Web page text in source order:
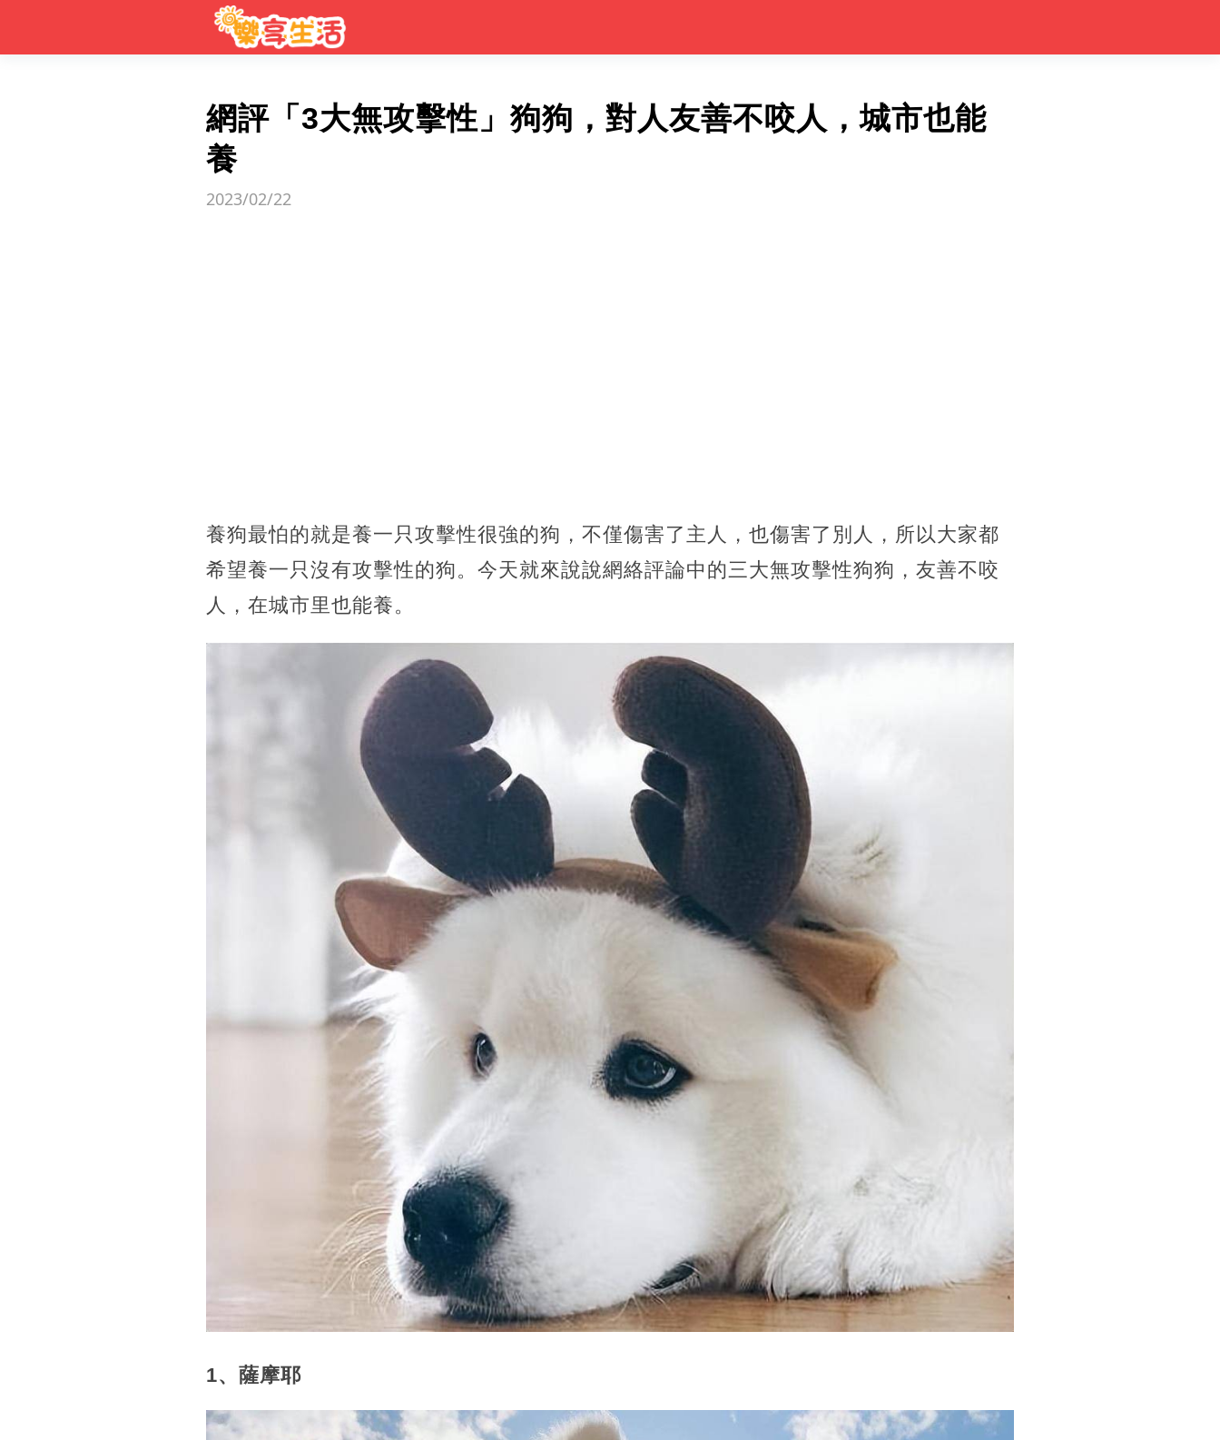
網評「3大無攻擊性」狗狗，對人友善不咬人，城市也能
養
2023/02/22
養狗最怕的就是養一只攻擊性很強的狗，不僅傷害了主人，也傷害了別人，所以大家都
希望養一只沒有攻擊性的狗。今天就來說說網絡評論中的三大無攻擊性狗狗，友善不咬
人，在城市里也能養。
1、薩摩耶